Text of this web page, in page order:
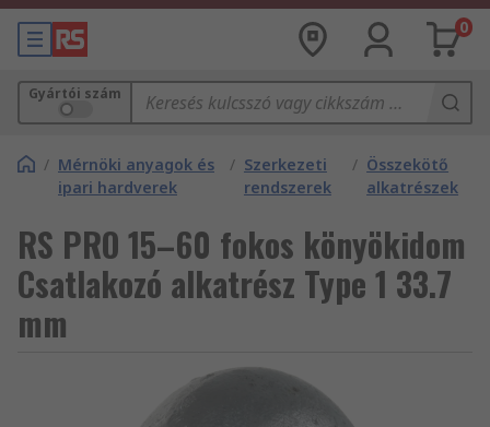
0
Gyártói szám
/ Mérnöki anyagok és
ipari hardverek
/ Szerkezeti
rendszerek
/ Összekötő
alkatrészek
RS PRO 15–60 fokos könyökidom
Csatlakozó alkatrész Type 1 33.7
mm